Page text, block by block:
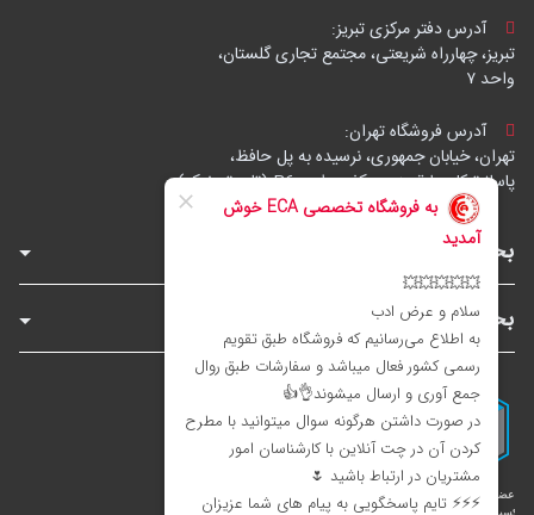
آدرس دفتر مرکزی تبریز:
تبریز، چهارراه شریعتی، مجتمع تجاری گلستان،
واحد ۷
آدرس فروشگاه تهران:
تهران، خیابان جمهوری، نرسیده به پل حافظ،
پاساژ توکل، طبقه زیرهمکف، واحد B6 (تاپ ترونیک)
بخش‌های فروشگاه
بخش‌های سایت